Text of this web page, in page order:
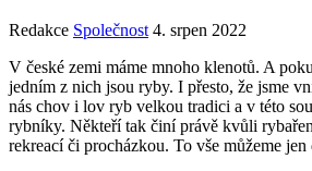
Redakce Společnost 4. srpen 2022
V české zemi máme mnoho klenotů. A
jedním z nich jsou ryby. I přesto, že jsme
nás chov i lov ryb velkou tradici a v této
rybníky. Někteří tak činí právě kvůli
rekreací či procházkou. To vše můžeme jen